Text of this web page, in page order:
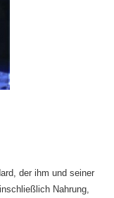
der ihm und seiner
Nahrung,